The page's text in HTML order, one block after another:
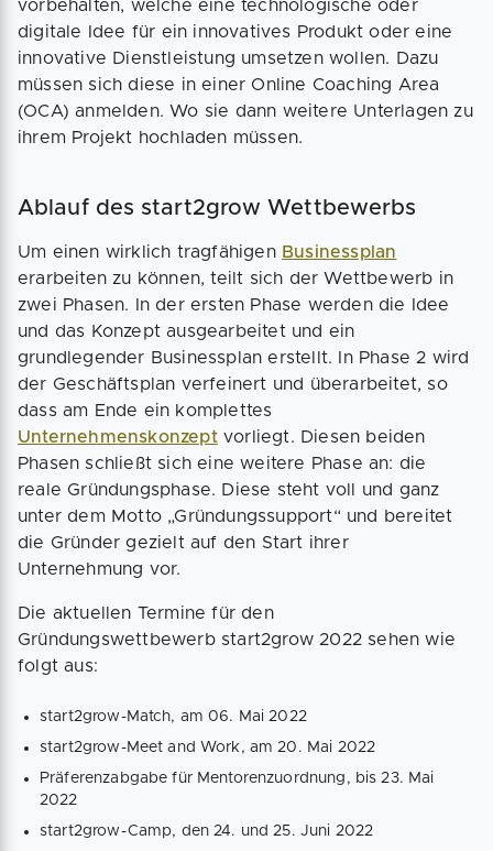
vorbehalten, welche eine technologische oder
digitale Idee für ein innovatives Produkt oder eine
innovative Dienstleistung umsetzen wollen. Dazu
müssen sich diese in einer Online Coaching Area
(OCA) anmelden. Wo sie dann weitere Unterlagen zu
ihrem Projekt hochladen müssen.
Ablauf des start2grow Wettbewerbs
Um einen wirklich tragfähigen Businessplan
erarbeiten zu können, teilt sich der Wettbewerb in
zwei Phasen. In der ersten Phase werden die Idee
und das Konzept ausgearbeitet und ein
grundlegender Businessplan erstellt. In Phase 2 wird
der Geschäftsplan verfeinert und überarbeitet, so
dass am Ende ein komplettes
Unternehmenskonzeptvorliegt. Diesen beiden
Phasen schließt sich eine weitere Phase an: die
reale Gründungsphase. Diese steht voll und ganz
unter dem Motto „Gründungssupport“ und bereitet
die Gründer gezielt auf den Start ihrer
Unternehmung vor.
Die aktuellen Termine für den
Gründungswettbewerb start2grow 2022 sehen wie
folgt aus:
start2grow-Match, am 06. Mai 2022
start2grow-Meet and Work, am 20. Mai 2022
Präferenzabgabe für Mentorenzuordnung, bis 23. Mai
2022
start2grow-Camp, den 24. und 25. Juni 2022